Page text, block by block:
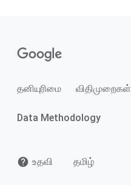
தனியுரிமை விதிமுறைகள்
Data Methodology
உதவி